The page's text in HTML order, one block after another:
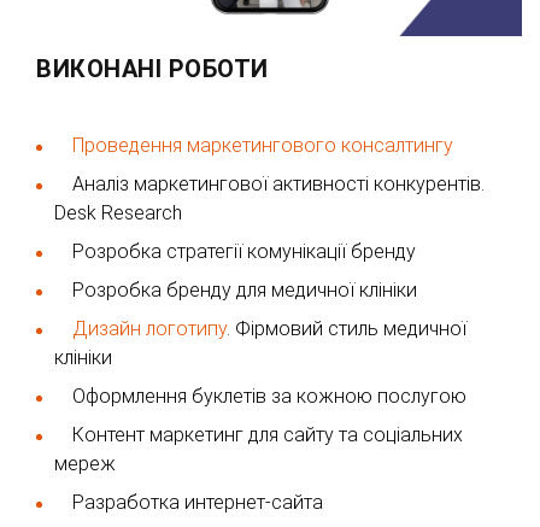
ВИКОНАНІ РОБОТИ
Проведення маркетингового консалтингу
Аналіз маркетингової активності конкурентів.
Desk Research
Розробка стратегії комунікації бренду
Розробка бренду для медичної клініки
Дизайн логотипу. Фірмовий стиль медичної
клініки
Оформлення буклетів за кожною послугою
Контент маркетинг для сайту та соціальних
мереж
Разработка интернет-сайта